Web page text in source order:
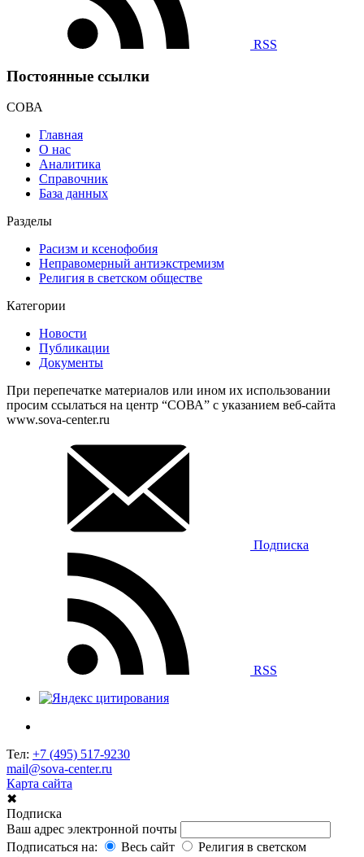
RSS
Постоянные ссылки
СОВА
Главная
О нас
Аналитика
Справочник
База данных
Разделы
Расизм и ксенофобия
Неправомерный антиэкстремизм
Религия в светском обществе
Категории
Новости
Публикации
Документы
При перепечатке материалов или ином их использовании
просим ссылаться на центр “СОВА” с указанием веб-сайта
www.sova-center.ru
Подписка
RSS
Тел: +7 (495) 517-9230
mail@sova-center.ru
Карта сайта
✖
Подписка
Ваш адрес электронной почты
Подписаться на:
Весь сайт
Религия в светском